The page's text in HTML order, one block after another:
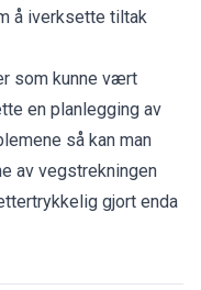
å iverksette tiltak
som kunne vært
en planlegging av
så kan man
av vegstrekningen
gjort enda